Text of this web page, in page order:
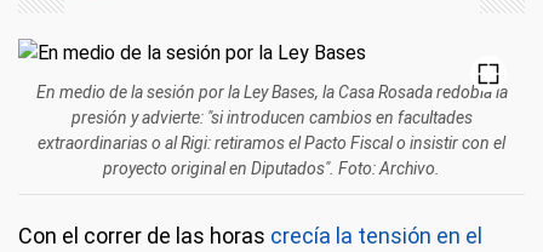
En medio de la sesión por la Ley Bases, la Casa Rosada redobla la
presión y advierte: "si introducen cambios en facultades
extraordinarias o al Rigi: retiramos el Pacto Fiscal o insistir con el
proyecto original en Diputados". Foto: Archivo.
Con el correr de las horas crecía la tensión en el